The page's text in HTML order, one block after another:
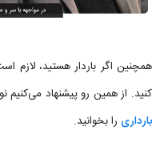
همچنین اگر باردار هستید، لازم
کنید. از همین رو پیشنهاد می‌کنیم
بارداری را بخوانید.